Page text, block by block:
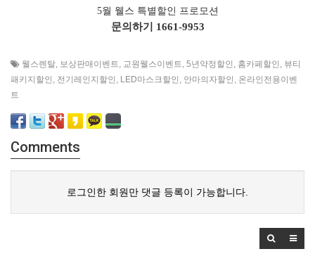
5월 웰스 특별할인 프로모션
문의하기 1661-9953
웰스렌탈, 보상판매이벤트, 교원웰스이벤트, 5년약정할인 , 홈카페할인 , 뷰티
패키지할인 , 전기레인지할인 , LED마스크할인 , 안마의자할인 , 온라인전용이벤
트
Comments
로그인한 회원만 댓글 등록이 가능합니다.